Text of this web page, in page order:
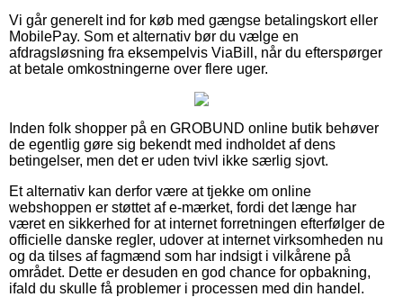
Vi går generelt ind for køb med gængse betalingskort eller
MobilePay. Som et alternativ bør du vælge en
afdragsløsning fra eksempelvis ViaBill, når du efterspørger
at betale omkostningerne over flere uger.
Inden folk shopper på en GROBUND online butik behøver
de egentlig gøre sig bekendt med indholdet af dens
betingelser, men det er uden tvivl ikke særlig sjovt.
Et alternativ kan derfor være at tjekke om online
webshoppen er støttet af e-mærket, fordi det længe har
været en sikkerhed for at internet forretningen efterfølger de
officielle danske regler, udover at internet virksomheden nu
og da tilses af fagmænd som har indsigt i vilkårene på
området. Dette er desuden en god chance for opbakning,
ifald du skulle få problemer i processen med din handel.